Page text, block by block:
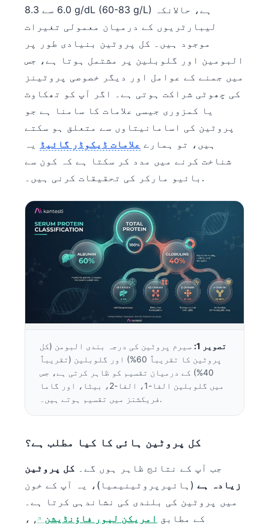
6.0 سے 8.3 g/dL (60-83 g/L) ہے، حالانکہ
لیبارٹریوں کے درمیان معمولی تغیرات
موجود ہیں۔ کل پروٹین بنیادی طور پر
البومین اور گلوبلین پر مشتمل ہوتا ہے، جس
میں جمنے کے عوامل اور دیگر خصوصی پروٹینز
کی چھوٹی شراکت ہوتی ہے۔ اگر آپ کو تھکاوٹ
یا کمزوری جیسی علامات کا سامنا ہے جو
پروٹین کی اسامانیتاوں سے متعلق ہو سکتے
ہیں، تو ہمارے علامات ڈیکوڈر گائیڈ یہ
شناخت کرنے میں مدد کر سکتا ہے کہ کون سے
بائیو مارکر کی تحقیقات کرنی ہیں۔.
تصویر 1:
سیرم پروٹین کی درجہ بندی البومن (کل
پروٹین کا تقریباً 60%) اور گلوبلین (تقریباً
40%) کے درمیان تقسیم کو ظاہر کرتی ہے، جس
میں گلوبلین الفا-1، الفا-2، بیٹا، اور گاما
فریکشنز میں تقسیم ہوتے ہیں۔.
کل پروٹین ہائی کا کیا مطلب ہے؟
جب آپ کے نتائج ظاہر ہوں گے۔ کل پروٹین
زیادہ ہے (ہائپرپروٹینیمیا)، یہ آپ کے خون
میں پروٹین کی بلندی کی نشاندہی کرتا ہے۔
کے مطابق امریکن لیور فاؤنڈیشن
, ،